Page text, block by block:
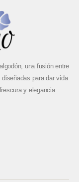
una fusión entre
para dar vida
y elegancia.